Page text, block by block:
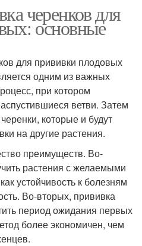
черенков для
основные
для прививки плодовых
одним из важных
при котором
ветви. Затем
которые и будут
на другие растения.
преимуществ. Во-
растения с желаемыми
устойчивость к болезням
Во-вторых, прививка
период ожидания первых
более экономичен, чем